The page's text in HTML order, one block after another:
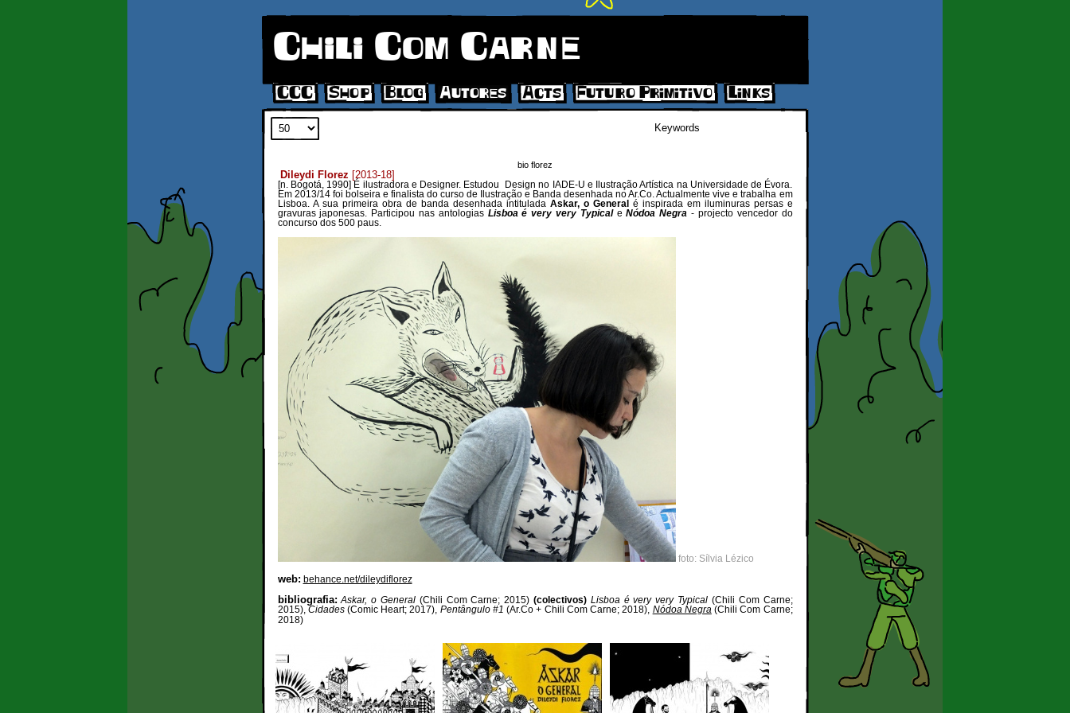
Chili Com Carne
CCC Shop Blog Autores Acts Futuro Primitivo Links
bio florez
Dileydi Florez [2013-18]
[n. Bogotá, 1990] É ilustradora e Designer. Estudou Design no IADE-U e Ilustração Artística na Universidade de Évora.
Em 2013/14 foi bolseira e finalista do curso de Ilustração e Banda desenhada no Ar.Co. Actualmente vive e trabalha em
Lisboa.
A sua primeira obra de banda desenhada intitulada Askar, o Generalé inspirada em iluminuras persas e
gravuras japonesas. Participou nas antologias Lisboa é very very Typical eNódoa Negra - projecto vencedor do
concurso dos 500 paus.
foto: Sílvia Lézico
web: behance.net/dileydiflorez
bibliografia: Askar, o General (Chili Com Carne; 2015) (colectivos) Lisboa é very very Typical (Chili Com Carne;
2015),Cidades(Comic Heart; 2017), Pentângulo #1 (Ar.Co + Chili Com Carne; 2018), Nódoa Negra (Chili Com Carne;
2018)